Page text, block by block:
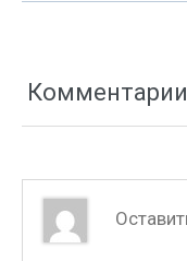
Комментарии